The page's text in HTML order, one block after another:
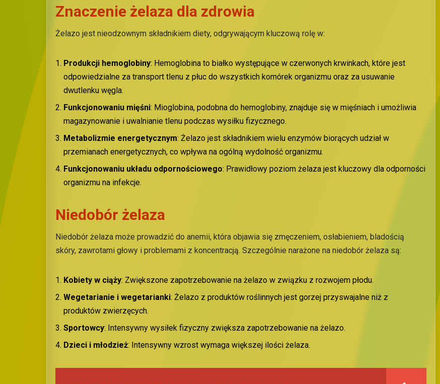
Znaczenie żelaza dla zdrowia
Żelazo jest nieodzownym składnikiem diety, odgrywającym kluczową rolę w:
Produkcji hemoglobiny: Hemoglobina to białko występujące w czerwonych krwinkach, które jest
odpowiedzialne za transport tlenu z płuc do wszystkich komórek organizmu oraz za usuwanie
dwutlenku węgla.
Funkcjonowaniu mięśni: Mioglobina, podobna do hemoglobiny, znajduje się w mięśniach i umożliwia
magazynowanie i uwalnianie tlenu podczas wysiłku fizycznego.
Metabolizmie energetycznym: Żelazo jest składnikiem wielu enzymów biorących udział w
przemianach energetycznych, co wpływa na ogólną wydolność organizmu.
Funkcjonowaniu układu odpornościowego: Prawidłowy poziom żelaza jest kluczowy dla odporności
organizmu na infekcje.
Niedobór żelaza
Niedobór żelaza może prowadzić do anemii, która objawia się zmęczeniem, osłabieniem, bladością
skóry, zawrotami głowy i problemami z koncentracją. Szczególnie narażone na niedobór żelaza są:
Kobiety w ciąży: Zwiększone zapotrzebowanie na żelazo w związku z rozwojem płodu.
Wegetarianie i wegetarianki: Żelazo z produktów roślinnych jest gorzej przyswajalne niż z
produktów zwierzęcych.
Sportowcy: Intensywny wysiłek fizyczny zwiększa zapotrzebowanie na żelazo.
Dzieci i młodzież: Intensywny wzrost wymaga większej ilości żelaza.